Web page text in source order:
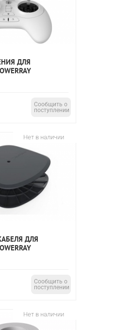
ДЛЯ
Сообщить о
поступлении
Нет в наличии
ДЛЯ
Сообщить о
поступлении
Нет в наличии